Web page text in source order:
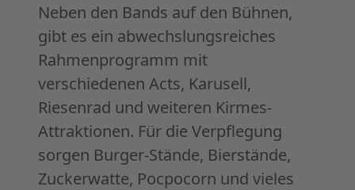
Neben den Bands auf den Bühnen,
gibt es ein abwechslungsreiches
Rahmenprogramm mit
verschiedenen Acts, Karusell,
Riesenrad und weiteren Kirmes-
Attraktionen. Für die Verpflegung
sorgen Burger-Stände, Bierstände,
Zuckerwatte, Pocpocorn und vieles